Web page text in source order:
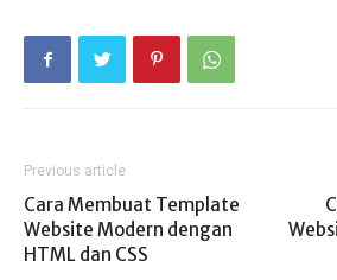
Previous article
Cara Membuat Template
Website Modern dengan
HTML dan CSS